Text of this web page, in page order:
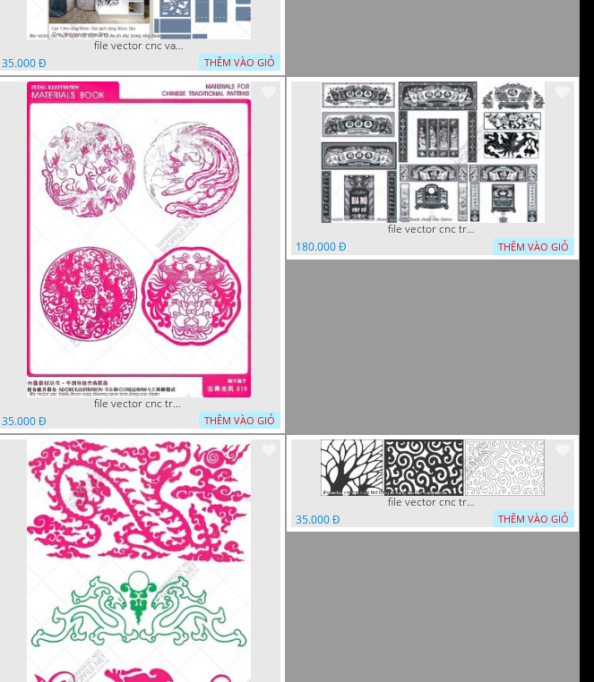
file vector cnc vach ngan ket hop voi ke de do dac trong nha
35.000 Đ
THÊM VÀO GIỎ
file vector cnc tranh decor rong phuong cuon tron dang cap
35.000 Đ
THÊM VÀO GIỎ
file vector cnc tranh decor phong tho nghe thuat dang cap
180.000 Đ
THÊM VÀO GIỎ
file vector cnc tranh chi tiet trang tri hang rao den trang
35.000 Đ
THÊM VÀO GIỎ